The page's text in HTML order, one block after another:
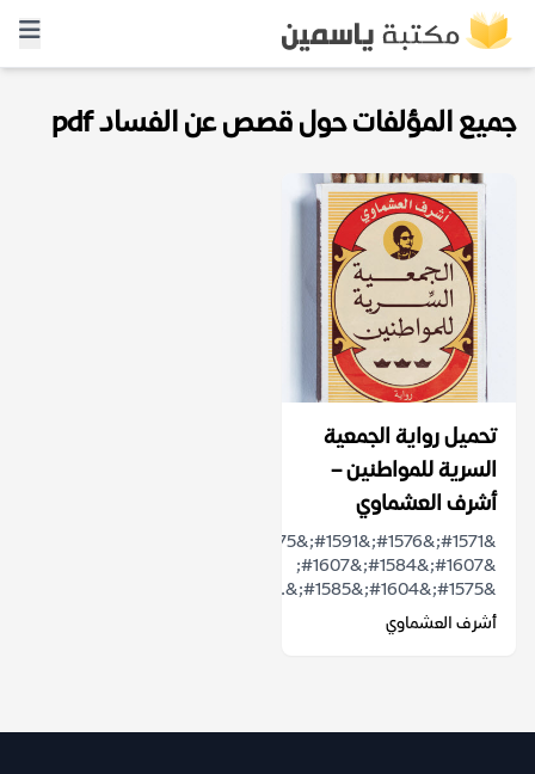
جميع المؤلفات حول قصص عن الفساد pdf
تحميل رواية الجمعية
السرية للمواطنين –
أشرف العشماوي
&#1607;&#1584;&#1607;
&#1575;&#1604;&#1585;&...
أشرف العشماوي